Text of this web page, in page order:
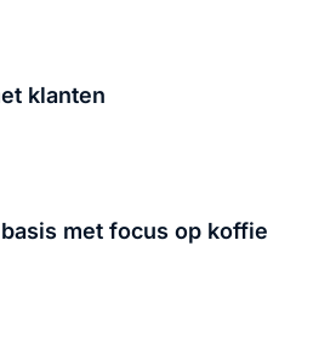
klanten
met focus op koffie